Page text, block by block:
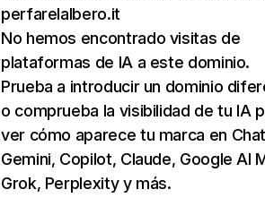
perfarelalbero.it
No hemos encontrado visitas de
plataformas de IA a este dominio.
Prueba a introducir un dominio
o comprueba la visibilidad de tu IA
ver cómo aparece tu marca en
Gemini, Copilot, Claude, Google AI
Grok, Perplexity y más.